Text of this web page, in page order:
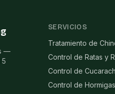
—
5
SERVICIOS
Tratamiento de
Control de Ratas y
Control de
Control de Hormigas